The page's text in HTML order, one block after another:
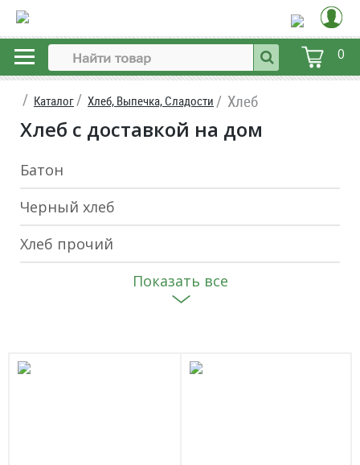
0
Каталог Хлеб, Выпечка, Сладости Хлеб
Хлеб с доставкой на дом
Батон
Черный хлеб
Хлеб прочий
Показать все